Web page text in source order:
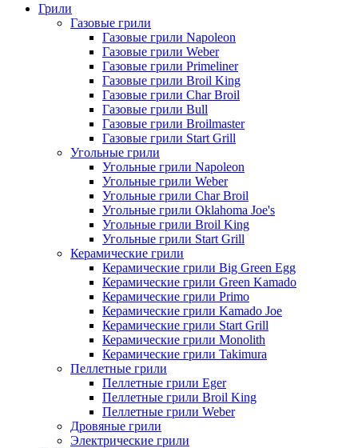
Грили
Газовые грили
Газовые грили Napoleon
Газовые грили Weber
Газовые грили Primeliner
Газовые грили Broil King
Газовые грили Char Broil
Газовые грили Bull
Газовые грили Broilmaster
Газовые грили Start Grill
Угольные грили
Угольные грили Napoleon
Угольные грили Weber
Угольные грили Char Broil
Угольные грили Oklahoma Joe's
Угольные грили Broil King
Угольные грили Start Grill
Керамические грили
Керамические грили Big Green Egg
Керамические грили Green Kamado
Керамические грили Primo
Керамические грили Kamado Joe
Керамические грили Start Grill
Керамические грили Monolith
Керамические грили Takimura
Пеллетные грили
Пеллетные грили Eger
Пеллетные грили Broil King
Пеллетные грили Weber
Дровяные грили
Электрические грили